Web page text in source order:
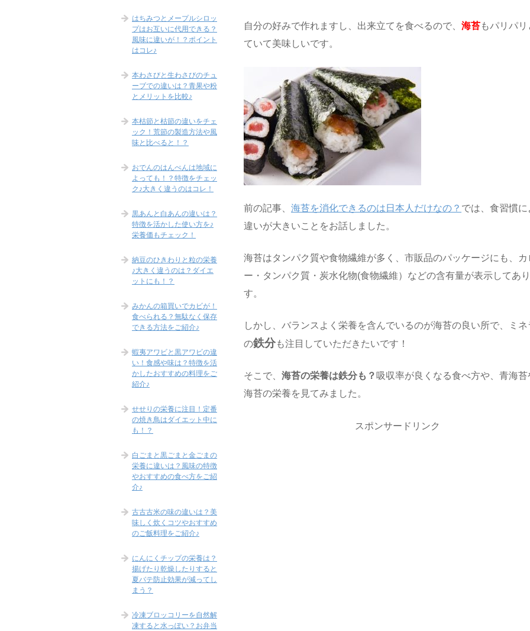
自分の好みで作れますし、出来立てを食べるので、海苔もパリパ
ていて美味しいです。
前の記事、海苔を消化できるのは日本人だけなの？ では、食習慣に
違いが大きいことをお話しました。
海苔はタンパク質や食物繊維が多く、市販品のパッケージにも、カ
ー・タンパク質・炭水化物(食物繊維）などの含有量が表示してあ
す。
しかし、バランスよく栄養を含んでいるのが海苔の良い所で、ミネ
の鉄分も注目していただきたいです！
そこで、海苔の栄養は鉄分も？ 吸収率が良くなる食べ方や、青海苔
海苔の栄養を見てみました。
スポンサードリンク
はちみつとメープルシロッ
プはお互いに代用できる？
風味に違いが！？ポイント
はコレ♪
本わさびと生わさびのチュ
ーブでの違いは？青果や粉
とメリットを比較♪
本枯節と枯節の違いをチェ
ック！荒節の製造方法や風
味と比べると！？
おでんのはんぺんは地域に
よっても！？特徴をチェッ
ク♪大きく違うのはコレ！
黒あんと白あんの違いは？
特徴を活かした使い方を♪
栄養価もチェック！
納豆のひきわりと粒の栄養
♪大きく違うのは？ダイエ
ットにも！？
みかんの箱買いでカビが！
食べられる？無駄なく保存
できる方法をご紹介♪
蝦夷アワビと黒アワビの違
い！食感や味は？特徴を活
かしたおすすめの料理をご
紹介♪
せせりの栄養に注目！定番
の焼き鳥はダイエット中に
も！？
白ごまと黒ごまと金ごまの
栄養に違いは？風味の特徴
やおすすめの食べ方をご紹
介♪
古古古米の味の違いは？美
味しく炊くコツやおすすめ
のご飯料理をご紹介♪
にんにくチップの栄養は？
揚げたり乾燥したりすると
夏バテ防止効果が減ってし
まう？
冷凍ブロッコリーを自然解
凍すると水っぽい？お弁当